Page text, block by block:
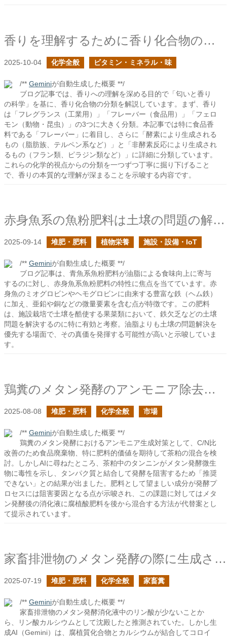
香りを理解するために香り化合物の分類について見る
2025-10-04 化学全般 ビタミン・ミネラル・味
/** Geminiが自動生成した概要 **/
ブログ記事では、香りへの理解を深める目的で「匂いと香り
の科学」を基に、香り化合物の分類を解説しています。まず、香り
は「フレグランス（工業用）」「フレーバー（食品用）」「フェロ
モン（動物・昆虫）」の3つに大きく分類。本記事では特に食品香
料である「フレーバー」に着目し、さらに「酵素により生成される
もの（脂肪族、テルペン系など）」と「非酵素反応により生成され
るもの（フラン類、ピラジン類など）」に詳細に分類しています。
これらの化学的視点からの分類を一つずつ丁寧に掘り下げること
で、香りの本質的な理解が深まることを示唆する内容です。
赤身魚系の魚粉肥料は土壌の問題の解決に向いているはず
2025-09-14 堆肥・肥料 植物栄養 施設・設備・IoT
/** Geminiが自動生成した概要 **/
ブログ記事は、青魚系魚粉肥料が油脂による食味向上に寄与
するのに対し、赤身魚系魚粉肥料の特性に焦点を当てています。赤
身魚のミオグロビンやヘモグロビンに由来する豊富な鉄（ヘム鉄）
に加え、亜鉛や銅などの微量要素を含む点が特徴です。この肥料
は、施設栽培で土壌を酷使する果菜類において、鉄欠乏などの土壌
問題を解決するのに特に有効と考察。油脂よりも土壌の問題解決を
優先する場面で、その真価を発揮する可能性が高いと示唆していま
す。
鶏糞のメタン発酵のアンモニア除去技術のあれこれの続き
2025-08-08 堆肥・肥料 化学全般 市場
/** Geminiが自動生成した概要 **/
鶏糞のメタン発酵におけるアンモニア生成対策として、C/N比
改善のため食品廃棄物、特に肥料的価値を期待して茶粕の混合を検
討。しかしAIに尋ねたところ、茶粕中のタンニンがメタン発酵微生
物に毒性を示し、タンパク質と結合して発酵を阻害するため「推奨
できない」との結果が出ました。肥料として望ましい成分が発酵プ
ロセスには阻害要因となる点が示唆され、この課題に対してはメタ
ン発酵後の消化液に腐植酸肥料を後から混合する方法が代替案とし
て提示されています。
家畜排泄物のメタン発酵の際に生成される消化液で沈殿しやすい金属は残るか？
2025-07-19 堆肥・肥料 化学全般 家畜糞
/** Geminiが自動生成した概要 **/
家畜排泄物のメタン発酵消化液中のリン酸が少ないことか
ら、リン酸カルシウムとして沈殿したと推測されていた。しかし生
成AI（Gemini）は、腐植質化合物とカルシウムが結合してコロイ